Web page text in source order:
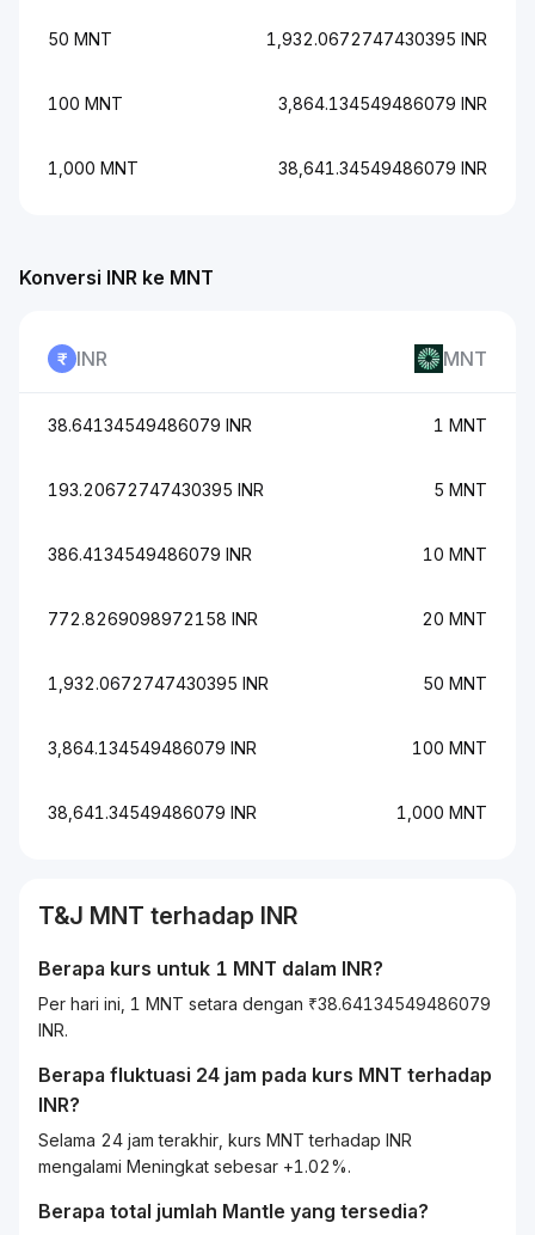
50 MNT 1,932.0672747430395 INR
100 MNT 3,864.134549486079 INR
1,000 MNT 38,641.34549486079 INR
Konversi INR ke MNT
INR MNT
38.64134549486079 INR 1 MNT
193.20672747430395 INR 5 MNT
386.4134549486079 INR 10 MNT
772.8269098972158 INR 20 MNT
1,932.0672747430395 INR 50 MNT
3,864.134549486079 INR 100 MNT
38,641.34549486079 INR 1,000 MNT
T&J MNT terhadap INR
Berapa kurs untuk 1 MNT dalam INR?
Per hari ini, 1 MNT setara dengan ₹38.64134549486079
INR.
Berapa fluktuasi 24 jam pada kurs MNT terhadap
INR?
Selama 24 jam terakhir, kurs MNT terhadap INR
mengalami Meningkat sebesar +1.02%.
Berapa total jumlah Mantle yang tersedia?